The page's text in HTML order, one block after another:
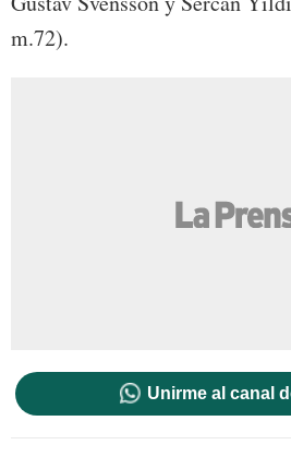
m.72).
Unirme al canal